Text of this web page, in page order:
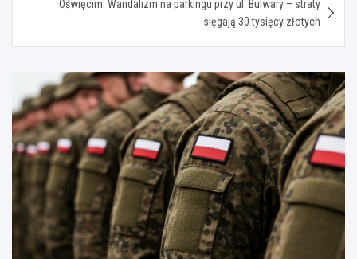
Oświęcim. Wandalizm na parkingu przy ul. Bulwary – straty
sięgają 30 tysięcy złotych